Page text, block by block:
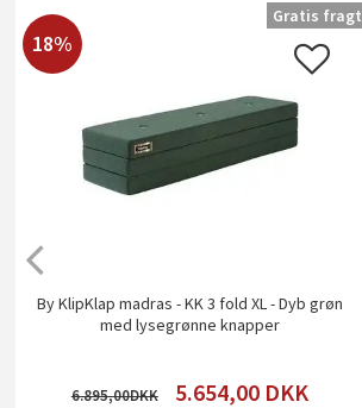
18%
By KlipKlap madras - KK 3 fold XL - Dyb grøn
med lysegrønne knapper
6.895,00 5.654,00 DKK
Gratis fragt